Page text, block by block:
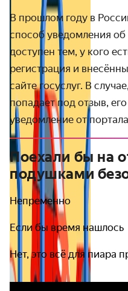
В прошлом году в
способ уведомления
доступен тем, у кого
регистрация и
сайте госуслуг. В
попадает под отзыв,
уведомление от
Поехали бы на
подушками
Непременно
Если бы время нашлось
Нет, это всё для пиара